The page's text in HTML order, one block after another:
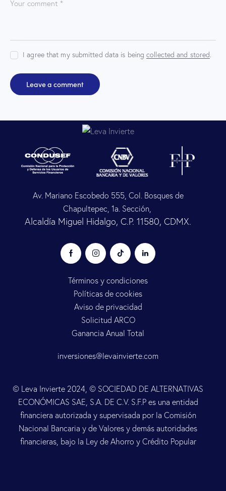
I agree that my submitted data is beingcollected and stored.
Av. Mariano Escobedo 555, Col. Bosques de
Chapultepec, 1a. Sección,
Alcaldía Miguel Hidalgo, C.P. 11580, CDMX.
Términos y condiciones
Políticas de cookies
Aviso de privacidad
Solicitud ARCO
Ganancia Anual Total
inversiones@levainvierte.com
© Leva Invierte 2024, © SOCIEDAD DE ALTERNATIVAS
ECONÓMICAS SAE, S.A. DE C.V. S.F.P es una entidad
financiera autorizada y supervisada por la Comisión
Nacional Bancaria y de Valores y demás autoridades
financieras, bajo la Ley de Ahorro y Crédito Popular